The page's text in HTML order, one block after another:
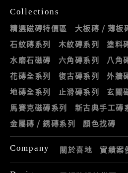
Collections
精選磁磚特價區 大板磚 / 薄板
石紋磚系列
木紋磚系列 塗料
水磨石磁磚
六角磚系列 八角
花磚全系列
復古磚系列 外牆
地磚全系列
止滑磚系列
玄關
馬賽克磁磚系列
新古典手工磚
金屬磚 / 銹磚系列
顏色找磚
Company 關於喜地 實績案